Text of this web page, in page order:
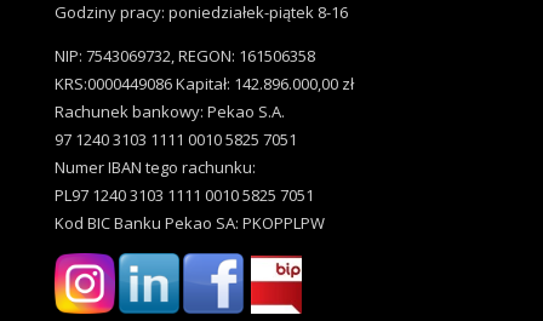
Godziny pracy: poniedziałek-piątek 8-16
NIP: 7543069732, REGON: 161506358
KRS:0000449086 Kapitał: 142.896.000,00 zł
Rachunek bankowy: Pekao S.A.
97 1240 3103 1111 0010 5825 7051
Numer IBAN tego rachunku:
PL97 1240 3103 1111 0010 5825 7051
Kod BIC Banku Pekao SA: PKOPPLPW